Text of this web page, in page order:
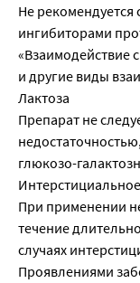
Не рекомендуется
ингибиторами
«Взаимодействие
и другие виды
Лактоза
Препарат не
глюкозо-
При применении
течение
случаях
Проявлениями